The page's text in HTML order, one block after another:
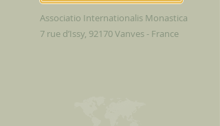
Associatio Internationalis Monastica
7 rue d’Issy, 92170 Vanves - France